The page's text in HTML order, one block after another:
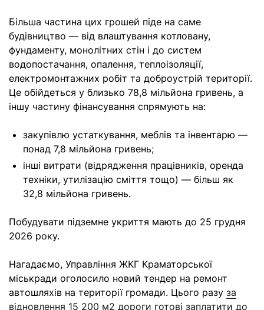
Більша частина цих грошей піде на саме
будівництво — від влаштування котловану,
фундаменту, монолітних стін і до систем
водопостачання, опалення, теплоізоляції,
електромонтажних робіт та доброустрій території.
Це обійдеться у близько 78,8 мільйона гривень, а
іншу частину фінансування спрямують на:
закупівлю устаткування, меблів та інвентарю —
понад 7,8 мільйона гривень;
інші витрати (відрядження працівників, оренда
техніки, утилізацію сміття тощо) — більш як
32,8 мільйона гривень.
Побудувати підземне укриття мають до 25 грудня
2026 року.
Нагадаємо, Управління ЖКГ Краматорської
міськради оголосило новий тендер на ремонт
автошляхів на території громади. Цього разу за
відновлення 15 200 м2 дороги готові заплатити до